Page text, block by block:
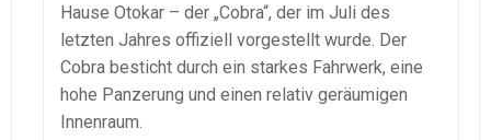
Hause Otokar – der „Cobra“, der im Juli des
letzten Jahres offiziell vorgestellt wurde. Der
Cobra besticht durch ein starkes Fahrwerk, eine
hohe Panzerung und einen relativ geräumigen
Innenraum.